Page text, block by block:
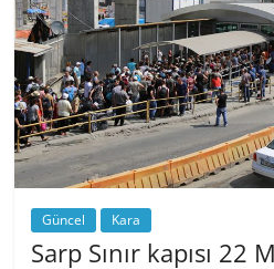
Güncel Kara
Sarp Sınır kapısı 22